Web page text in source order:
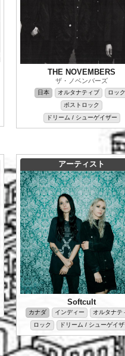
THE NOVEMBERS
ザ・ノベンバーズ
日本 オルタナティブ
ロック
ポストロック
ドリーム / シューゲイザー
アーティスト
Softcult
カナダ インディー
オルタナテ
ロック
ドリーム / シューゲイザ